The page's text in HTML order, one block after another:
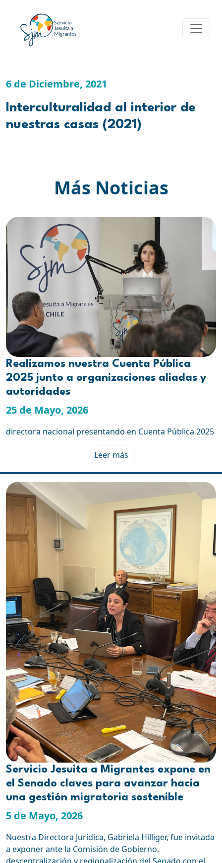
content
6 de Diciembre, 2021
Interculturalidad al interior de
nuestras casas (2021)
Más Noticias
Realizamos nuestra Cuenta Pública
2025 junto a organizaciones aliadas y
autoridades
25 de Mayo, 2026
directora nacional presentando en Cuenta Pública 2025
Leer más
Servicio Jesuita a Migrantes expone en
el Senado claves para avanzar hacia
una gestión migratoria sostenible
5 de Mayo, 2026
Nuestra Directora Jurídica, Gabriela Hilliger, fue invitada
a exponer ante la Comisión de Gobierno,